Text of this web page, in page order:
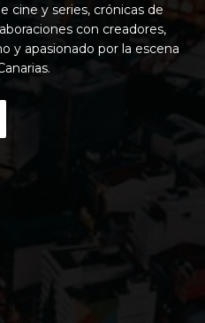
cine y series, crónicas de
con creadores,
y apasionado por la escena